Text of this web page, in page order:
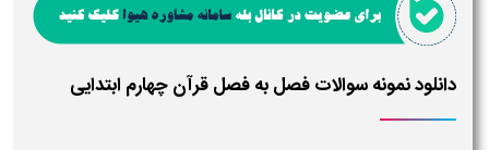
دانلود نمونه سوالات فصل به فصل قرآن چهارم ابتدایی